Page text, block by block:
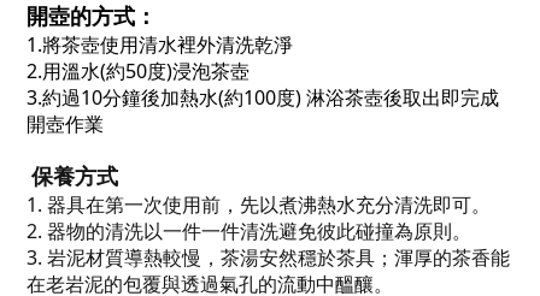
開壺的方式：
1.將茶壺使用清水裡外清洗乾淨
2.用溫水(約50度)浸泡茶壺
3.約過10分鐘後加熱水(約100度) 淋浴茶壺後取出即完成
開壺作業
保養方式
1. 器具在第一次使用前，先以煮沸熱水充分清洗即可。
2. 器物的清洗以一件一件清洗避免彼此碰撞為原則。
3. 岩泥材質導熱較慢，茶湯安然穩於茶具；渾厚的茶香能
在老岩泥的包覆與透過氣孔的流動中醞釀。